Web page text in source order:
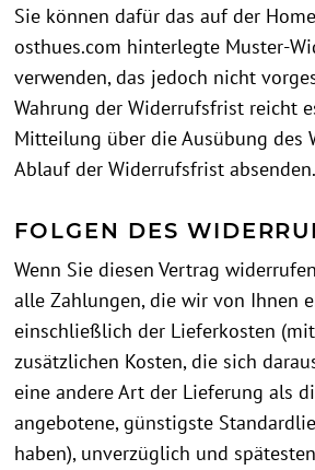
Sie können dafür das auf der
osthues.com hinterlegte Muster-
verwenden, das jedoch nicht
Wahrung der Widerrufsfrist reicht
Mitteilung über die Ausübung des
Ablauf der Widerrufsfrist absenden.
FOLGEN DES
Wenn Sie diesen Vertrag
alle Zahlungen, die wir von Ihnen
einschließlich der Lieferkosten
zusätzlichen Kosten, die sich
eine andere Art der Lieferung als
angebotene, günstigste
haben), unverzüglich und